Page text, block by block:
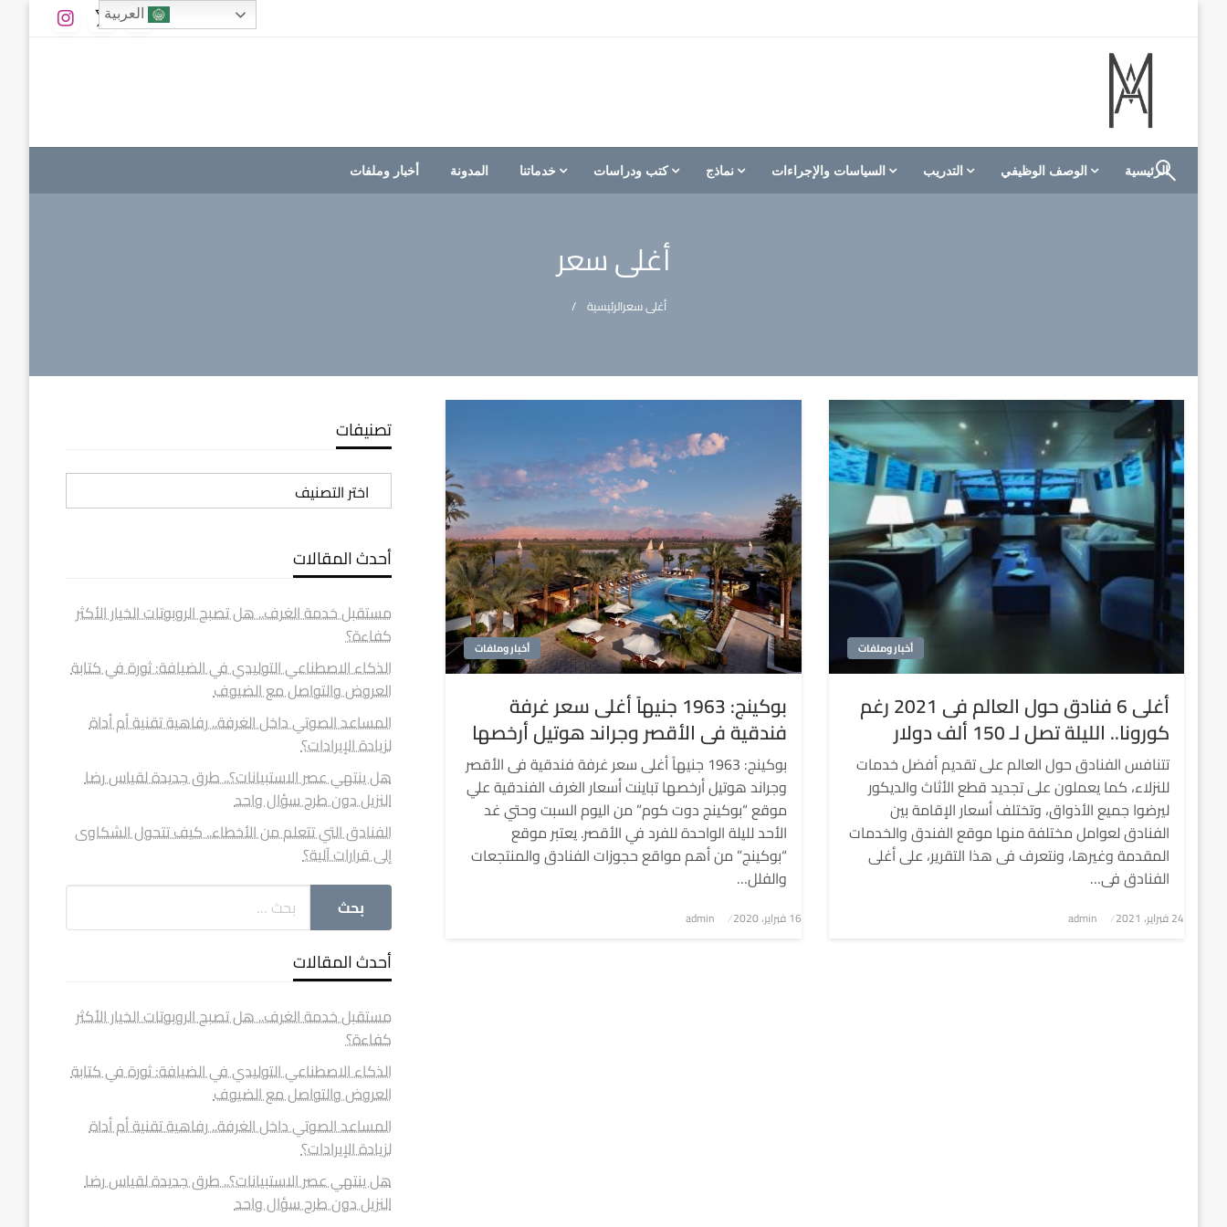
M A hotels | إم ايه هوتيلز
الموقع الأول للعاملين في الفنادق في العالم العربي
الرئيسية الوصف الوظيفي التدريب السياسات والإجراءات نماذج كتب ودراسات خدماتنا المدونة أخبار وملفات
أغلى سعر
الرئيسيةأغلى سعر
أخبار وملفات
أغلى 6 فنادق حول العالم فى 2021 رغم
كورونا.. الليلة تصل لـ 150 ألف دولار
تتنافس الفنادق حول العالم على تقديم أفضل خدمات
للنزلاء، كما يعملون على تجديد قطع الأثاث والديكور
ليرضوا جميع الأذواق، وتختلف أسعار الإقامة بين
الفنادق لعوامل مختلفة منها موقع الفندق والخدمات
المقدمة وغيرها، ونتعرف فى هذا التقرير، على أغلى
الفنادق فى…
نُشر
24 فبراير، 2021 admin
أخبار وملفات
بوكينج: 1963 جنيهاً أغلى سعر غرفة
فندقية فى الأقصر وجراند هوتيل أرخصها
بوكينج: 1963 جنيهاً أغلى سعر غرفة فندقية فى الأقصر
وجراند هوتيل أرخصها تباينت أسعار الغرف الفندقية علي
موقع “بوكينج دوت كوم” من اليوم السبت وحتي غد
الأحد لليلة الواحدة للفرد في الأقصر. يعتبر موقع
“بوكينج” من أهم مواقع حجوزات الفنادق والمنتجعات
والفلل…
نُشر
16 فبراير، 2020 admin
تصنيفات
تصنيفات
أحدث المقالات
مستقبل خدمة الغرف.. هل تصبح الروبوتات الخيار الأكثر
كفاءة؟
الذكاء الاصطناعي التوليدي في الضيافة: ثورة في كتابة
العروض والتواصل مع الضيوف
المساعد الصوتي داخل الغرفة.. رفاهية تقنية أم أداة
لزيادة الإيرادات؟
هل ينتهي عصر الاستبيانات؟.. طرق جديدة لقياس رضا
النزيل دون طرح سؤال واحد
الفنادق التي تتعلم من الأخطاء.. كيف تتحول الشكاوى
إلى قرارات آلية؟
أحدث المقالات
مستقبل خدمة الغرف.. هل تصبح الروبوتات الخيار الأكثر
كفاءة؟
الذكاء الاصطناعي التوليدي في الضيافة: ثورة في كتابة
العروض والتواصل مع الضيوف
المساعد الصوتي داخل الغرفة.. رفاهية تقنية أم أداة
لزيادة الإيرادات؟
هل ينتهي عصر الاستبيانات؟.. طرق جديدة لقياس رضا
النزيل دون طرح سؤال واحد
العربية